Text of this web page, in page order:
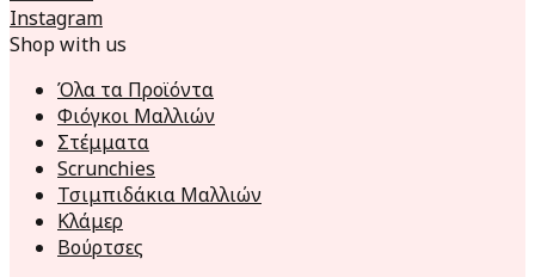
Instagram
Shop with us
Όλα τα Προϊόντα
Φιόγκοι Μαλλιών
Στέμματα
Scrunchies
Τσιμπιδάκια Μαλλιών
Κλάμερ
Βούρτσες